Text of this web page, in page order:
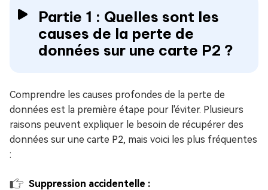
Partie 1 : Quelles sont les
causes de la perte de
données sur une carte P2 ?
Comprendre les causes profondes de la perte de
données est la première étape pour l'éviter. Plusieurs
raisons peuvent expliquer le besoin de récupérer des
données sur une carte P2, mais voici les plus fréquentes
:
Suppression accidentelle :